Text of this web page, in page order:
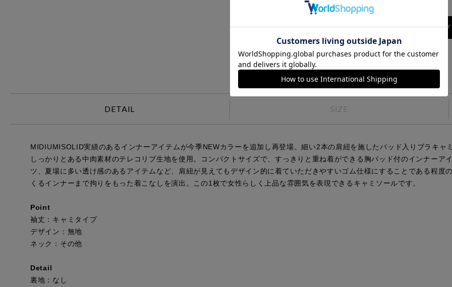
このブ
DETAIL SIZE
MIDIUMISOLID実績のあるインナーアイテムが今季NEWカラーを追加し再登場。細い2本の肩紐を施したパッド入りブラキ
しっかりとある中肉素材のテレコリブ生地を使用。コンパクトサイズで、すっきりと重ね着ができる胸パッド付のインナーア
ツ、夏場に多い透け感のあるアイテムなど、肩紐が見えてもデザイン的に着ていただきやすいゴム仕様にすることである程度
くるインナーまで拘りをもった着こなしを演出。この1枚で女性らしく上品な雰囲気を表現できるキャミソールです。
Point
袖丈：キャミタイプ
デザイン：無地
ネック：その他
Detail
裏地：なし